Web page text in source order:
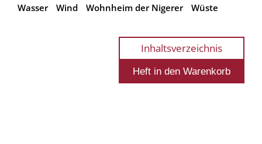
Wasser
Wind Wohnheim der Nigerer Wüste
Inhaltsverzeichnis